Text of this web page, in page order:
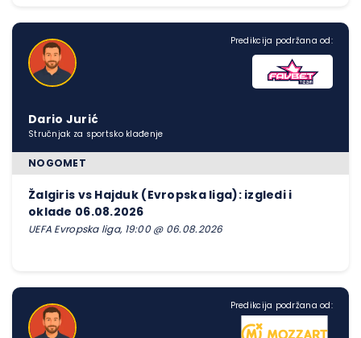
Predikcija podržana od:
Dario Jurić
Stručnjak za sportsko klađenje
NOGOMET
Žalgiris vs Hajduk (Evropska liga): izgledi i
oklade 06.08.2026
UEFA Evropska liga, 19:00 @ 06.08.2026
Predikcija podržana od: